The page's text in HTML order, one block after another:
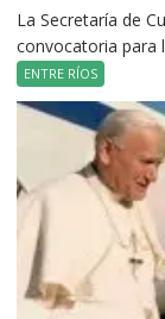
La Secretaría de
convocatoria para
ENTRE RÍOS